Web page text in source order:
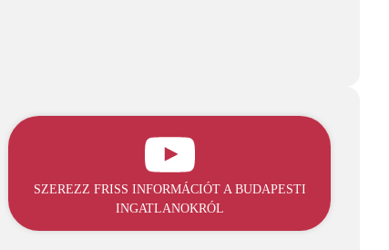
SZEREZZ FRISS INFORMÁCIÓT A BUDAPESTI
INGATLANOKRÓL